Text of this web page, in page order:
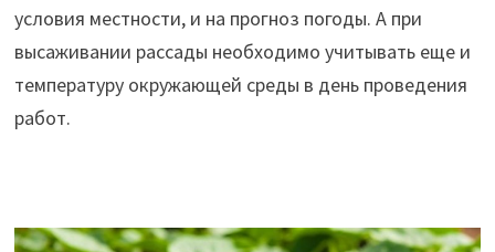
условия местности, и на прогноз погоды. А при
высаживании рассады необходимо учитывать еще и
температуру окружающей среды в день проведения
работ.